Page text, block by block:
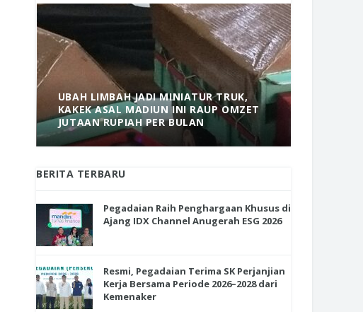
UBAH LIMBAH JADI MINIATUR TRUK,
KAKEK ASAL MADIUN INI RAUP OMZET
JUTAAN RUPIAH PER BULAN
BERITA TERBARU
Pegadaian Raih Penghargaan Khusus di
Ajang IDX Channel Anugerah ESG 2026
Resmi, Pegadaian Terima SK Perjanjian
Kerja Bersama Periode 2026–2028 dari
Kemenaker